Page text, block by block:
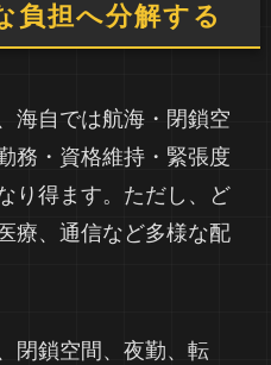
負担へ分解する
海自では航海・閉鎖空
務・資格維持・緊張度
り得ます。ただし、ど
療、通信など多様な配
閉鎖空間、夜勤、転